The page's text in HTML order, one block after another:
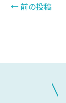
←前の投稿